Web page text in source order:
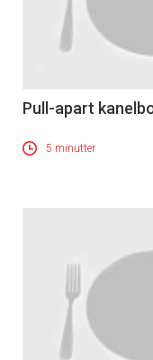
Pull-apart
5 minutter